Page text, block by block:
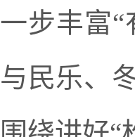
一步丰富
与民乐、